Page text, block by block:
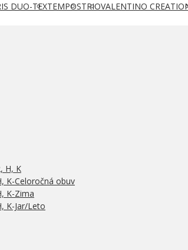
DUO-TEXTEMPOSTRIOVALENTINO
H, K
K-Celoročná obuv
K-Zima
K-Jar/Leto